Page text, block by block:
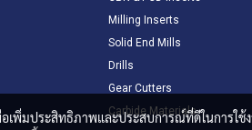
Milling Inserts
Solid End Mills
Drills
Gear Cutters
Carbide Materials
อเพิ่มประสิทธิภาพและประสบการณ์ที่ดีในการใ